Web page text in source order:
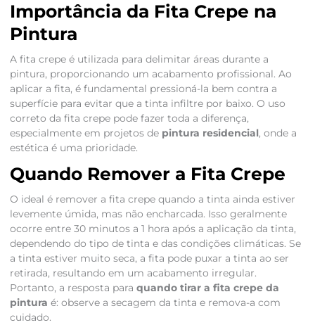
Importância da Fita Crepe na
Pintura
A fita crepe é utilizada para delimitar áreas durante a
pintura, proporcionando um acabamento profissional. Ao
aplicar a fita, é fundamental pressioná-la bem contra a
superfície para evitar que a tinta infiltre por baixo. O uso
correto da fita crepe pode fazer toda a diferença,
especialmente em projetos de pintura residencial, onde a
estética é uma prioridade.
Quando Remover a Fita Crepe
O ideal é remover a fita crepe quando a tinta ainda estiver
levemente úmida, mas não encharcada. Isso geralmente
ocorre entre 30 minutos a 1 hora após a aplicação da tinta,
dependendo do tipo de tinta e das condições climáticas. Se
a tinta estiver muito seca, a fita pode puxar a tinta ao ser
retirada, resultando em um acabamento irregular.
Portanto, a resposta para quando tirar a fita crepe da
pintura é: observe a secagem da tinta e remova-a com
cuidado.